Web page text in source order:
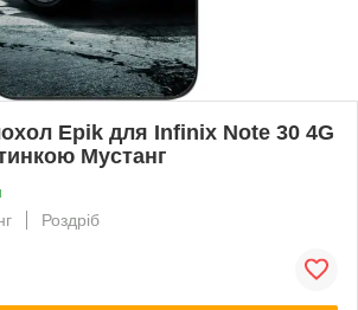
Epik для Infinix Note 30 4G
Мустанг
Роздріб